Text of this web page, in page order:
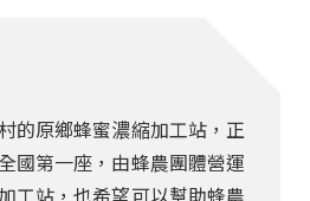
的原鄉蜂蜜濃縮加工站，正
國第一座，由蜂農團體營運